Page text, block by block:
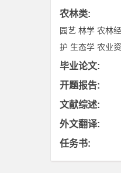
农林类:
园艺 林学 农林
护 生态学 农业
毕业论文:
开题报告:
文献综述:
外文翻译:
任务书: